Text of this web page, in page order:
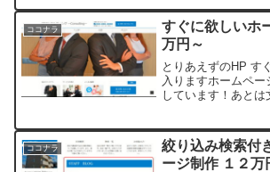
ブログを始めたい
を...
ココナラ
すぐに欲しいホ
万円～
とりあえずのHP す
入りますホームペ
しています！あとは
る！◎新規HP制作
丸々お任せください
ココナラ
絞り込み検索付
ージ制作 １２万